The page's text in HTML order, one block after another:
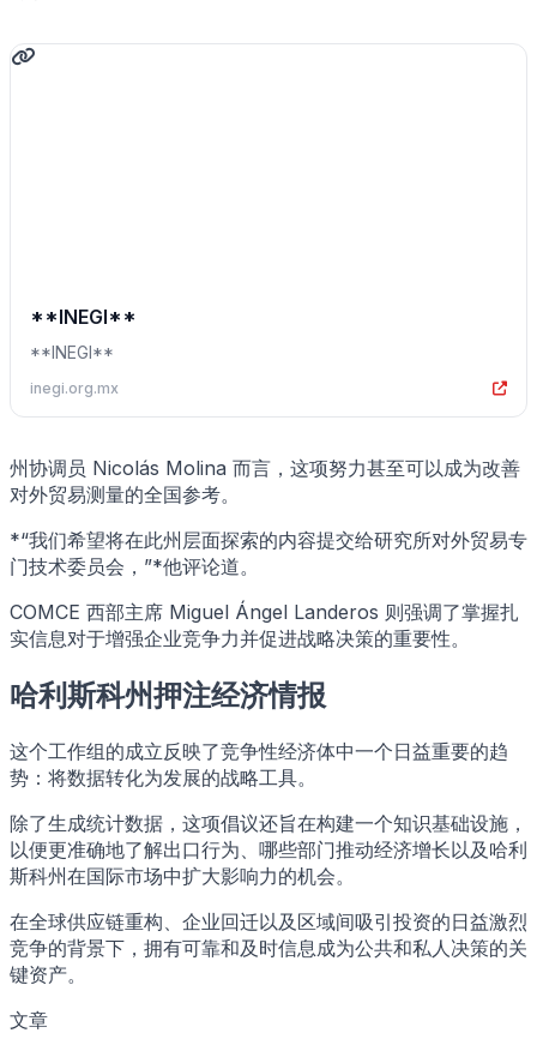
**INEGI**
**INEGI**
inegi.org.mx
州协调员 Nicolás Molina 而言，这项努力甚至可以成为改善
对外贸易测量的全国参考。
*“我们希望将在此州层面探索的内容提交给研究所对外贸易专
门技术委员会，”*他评论道。
COMCE 西部主席 Miguel Ángel Landeros 则强调了掌握扎
实信息对于增强企业竞争力并促进战略决策的重要性。
哈利斯科州押注经济情报
这个工作组的成立反映了竞争性经济体中一个日益重要的趋
势：将数据转化为发展的战略工具。
除了生成统计数据，这项倡议还旨在构建一个知识基础设施，
以便更准确地了解出口行为、哪些部门推动经济增长以及哈利
斯科州在国际市场中扩大影响力的机会。
在全球供应链重构、企业回迁以及区域间吸引投资的日益激烈
竞争的背景下，拥有可靠和及时信息成为公共和私人决策的关
键资产。
文章